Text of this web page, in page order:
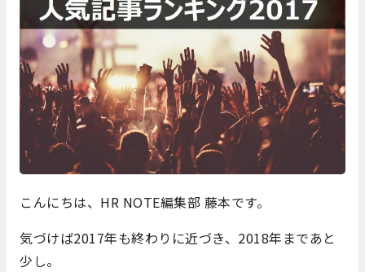
こんにちは、HR NOTE編集部 藤本です。
気づけば2017年も終わりに近づき、2018年まであと
少し。